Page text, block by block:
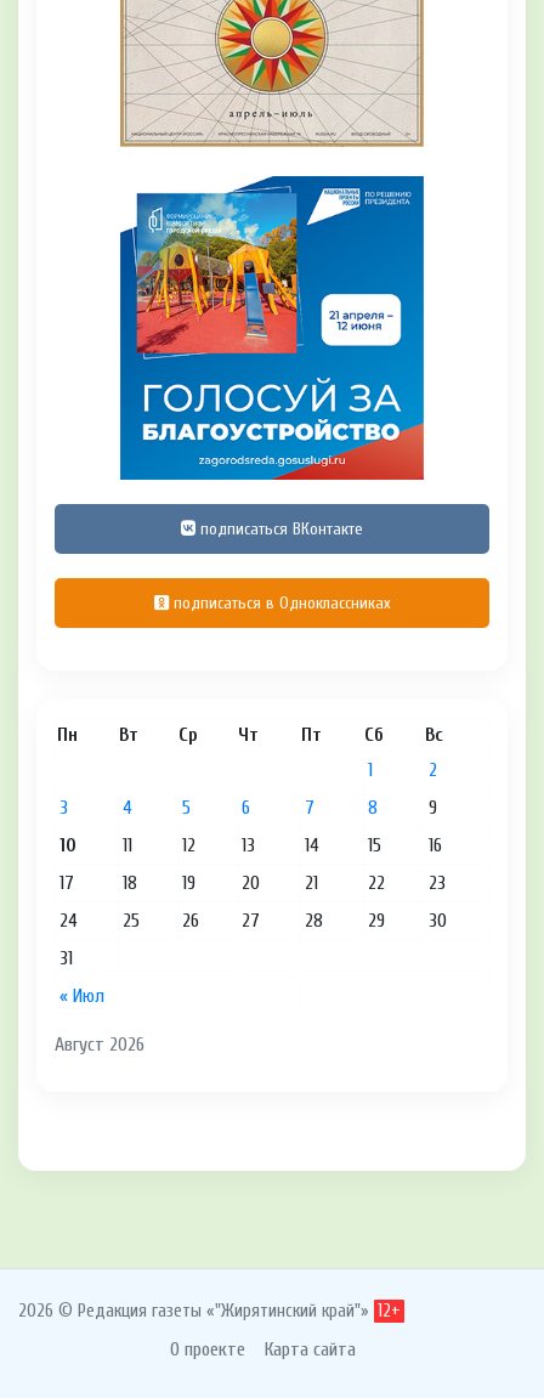
подписаться ВКонтакте
подписаться в Одноклассниках
Август 2026
Пн Вт Ср Чт Пт Сб Вс
« Июл
1
2
3
4 5 6 7 8
9
10
11 12 13 14 15
16
17
18 19 20 21 22
23
24
25 26 27 28 29
30
31
2026 © Редакция газеты «"Жирятинский край"» 12+
О проекте Карта сайта